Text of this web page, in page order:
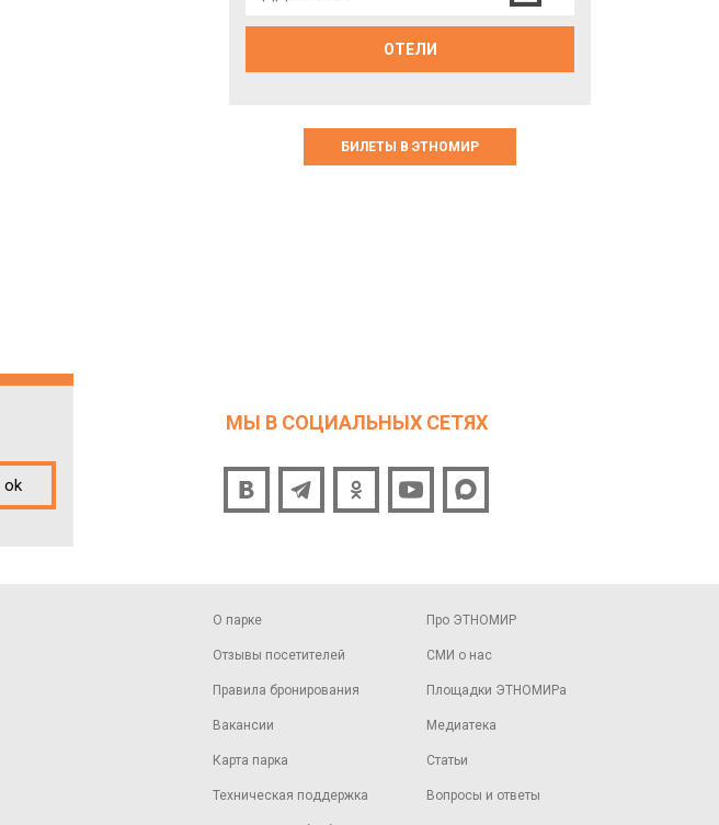
ОТЕЛИ
БИЛЕТЫ В ЭТНОМИР
ok
МЫ В СОЦИАЛЬНЫХ СЕТЯХ
О парке
Отзывы посетителей
Правила бронирования
Вакансии
Карта парка
Техническая поддержка
Про ЭТНОМИР
СМИ о нас
Площадки ЭТНОМИРа
Медиатека
Статьи
Вопросы и ответы